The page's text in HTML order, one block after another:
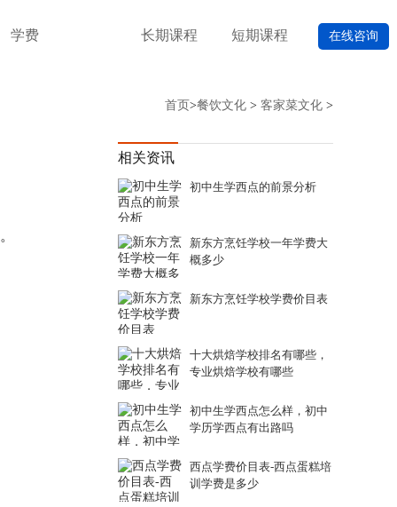
学费 长期课程 短期课程 在线咨询
首页 >餐饮文化 > 客家菜文化 >
相关资讯
初中生学西点的前景分析
新东方烹饪学校一年学费大
概多少
新东方烹饪学校学费价目表
十大烘焙学校排名有哪些，
专业烘焙学校有哪些
初中生学西点怎么样，初中
学历学西点有出路吗
西点学费价目表-西点蛋糕培
训学费是多少